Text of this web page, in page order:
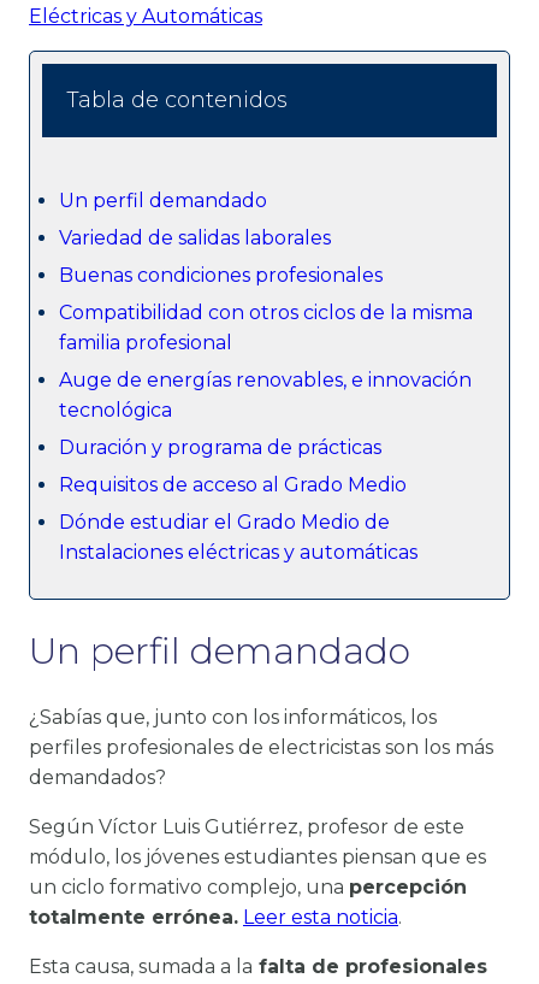
Eléctricas y Automáticas
Tabla de contenidos
Un perfil demandado
Variedad de salidas laborales
Buenas condiciones profesionales
Compatibilidad con otros ciclos de la misma
familia profesional
Auge de energías renovables, e innovación
tecnológica
Duración y programa de prácticas
Requisitos de acceso al Grado Medio
Dónde estudiar el Grado Medio de
Instalaciones eléctricas y automáticas
Un perfil demandado
¿Sabías que, junto con los informáticos, los
perfiles profesionales de electricistas son los más
demandados?
Según Víctor Luis Gutiérrez, profesor de este
módulo, los jóvenes estudiantes piensan que es
un ciclo formativo complejo, una percepción
totalmente errónea. Leer esta noticia.
Esta causa, sumada a la falta de profesionales